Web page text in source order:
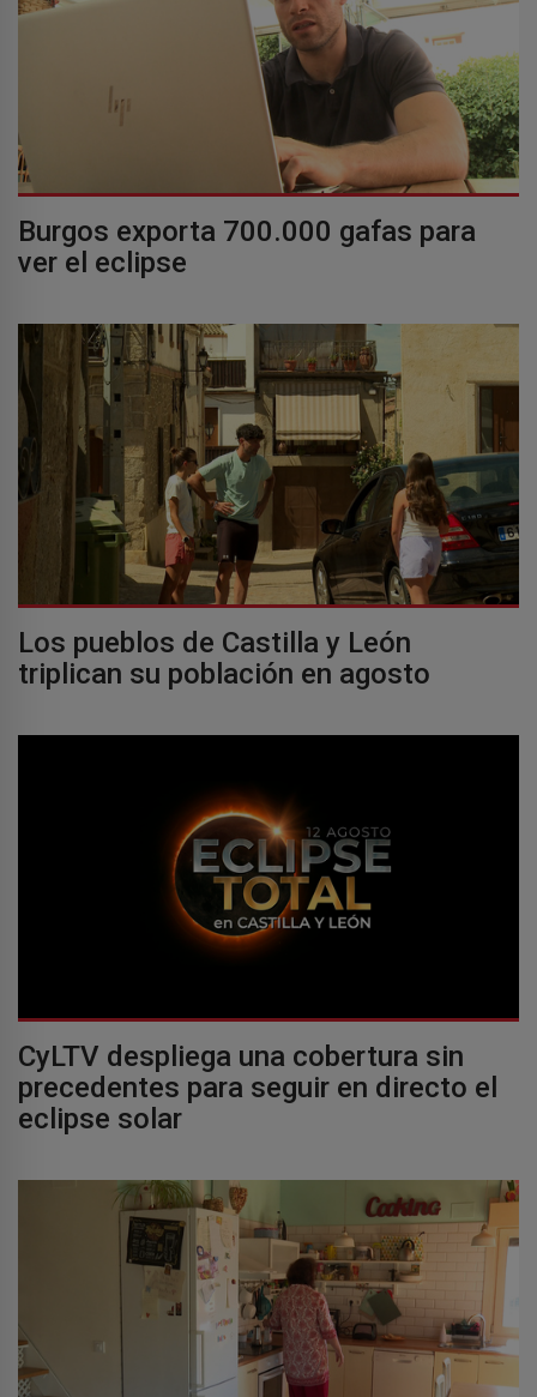
Burgos exporta 700.000 gafas para
ver el eclipse
Los pueblos de Castilla y León
triplican su población en agosto
CyLTV despliega una cobertura sin
precedentes para seguir en directo el
eclipse solar